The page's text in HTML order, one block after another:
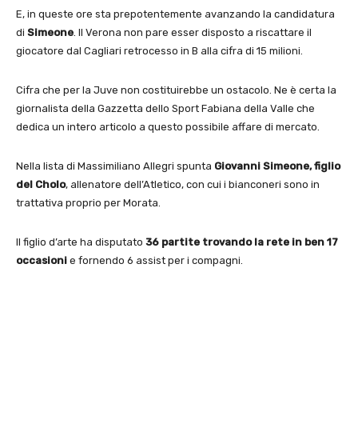
E, in queste ore sta prepotentemente avanzando la candidatura
di Simeone . Il Verona non pare esser disposto a riscattare il
giocatore dal Cagliari retrocesso in B alla cifra di 15 milioni.
Cifra che per la Juve non costituirebbe un ostacolo. Ne è certa la
giornalista della Gazzetta dello Sport Fabiana della Valle che
dedica un intero articolo a questo possibile affare di mercato.
Nella lista di Massimiliano Allegri spunta Giovanni Simeone, figlio
del Cholo, allenatore dell’Atletico, con cui i bianconeri sono in
trattativa proprio per Morata.
Il figlio d’arte ha disputato 36 partite trovando la rete in ben 17
occasioni e fornendo 6 assist per i compagni.